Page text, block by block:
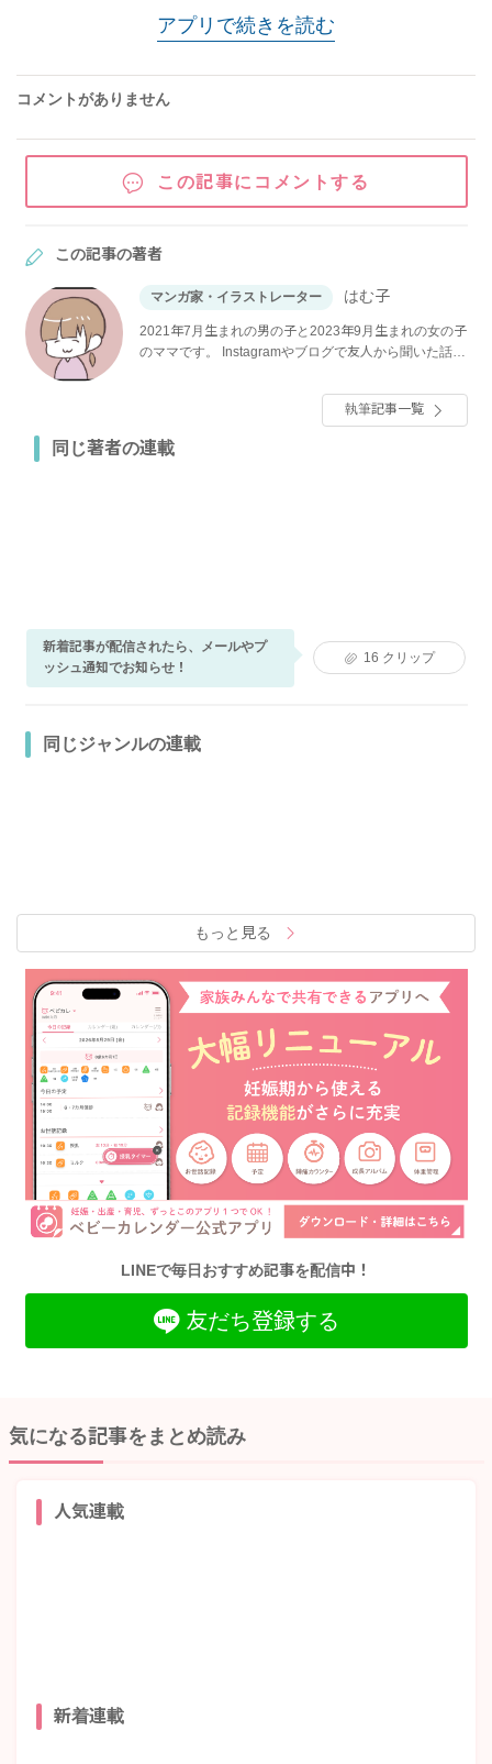
アプリで続きを読む
コメントがありません
この記事にコメントする
この記事の著者
マンガ家・イラストレーター はむ子
2021年7月生まれの男の子と2023年9月生まれの女の子
のママです。 Instagramやブログで友人から聞いた話や
執筆記事一覧
同じ著者の連載
新着記事が配信されたら、メールやプ
ッシュ通知でお知らせ！
16 クリップ
同じジャンルの連載
もっと見る
LINEで毎日おすすめ記事を配信中！
友だち登録する
気になる記事をまとめ読み
人気連載
新着連載